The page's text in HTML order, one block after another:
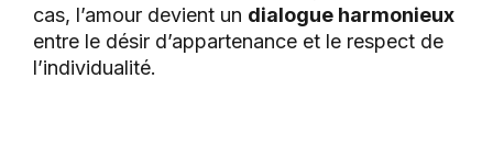
cas, l’amour devient un dialogue harmonieux
entre le désir d’appartenance et le respect de
l’individualité.